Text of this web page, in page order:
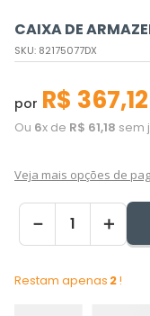
CAIXA DE
SKU: 82175077DX
por R$ 367,12
Ou 6x de R$ 61,18 sem
Veja mais opções de
＋
－
Restam apenas 2!